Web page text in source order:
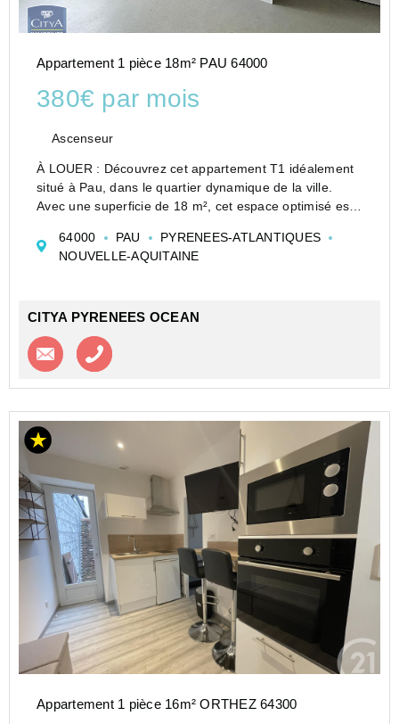
Appartement 1 pièce 18m² PAU 64000
380€ par mois
Ascenseur
À LOUER : Découvrez cet appartement T1 idéalement
situé à Pau, dans le quartier dynamique de la ville.
Avec une superficie de 18 m², cet espace optimisé est
quête d'un pied-à-terre confortable.
Perché a...
64000 PAU
PYRENEES-ATLANTIQUES
NOUVELLE-AQUITAINE
CITYA PYRENEES OCEAN
Contacter l'agence
Appartement 1 pièce 16m² ORTHEZ 64300